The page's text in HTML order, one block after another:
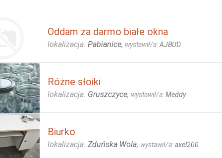
Oddam za darmo białe okna
lokalizacja: Pabianice, wystawił/a:AJBUD
Różne słoiki
lokalizacja: Gruszczyce, wystawił/a:Meddy
Biurko
lokalizacja: Zduńska Wola, wystawił/a:axel200